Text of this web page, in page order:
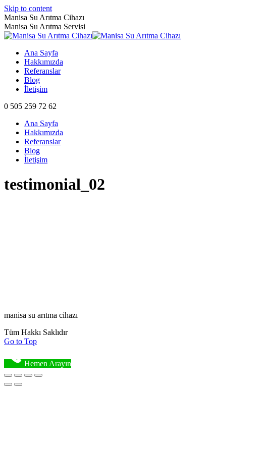
Skip to content
Manisa Su Arıtma Cihazı
Manisa Su Arıtma Servisi
Ana Sayfa
Hakkımızda
Referanslar
Blog
İletişim
0 505 259 72 62
Ana Sayfa
Hakkımızda
Referanslar
Blog
İletişim
testimonial_02
manisa su arıtma cihazı
Tüm Hakkı Saklıdır
Go to Top
Hemen Arayın